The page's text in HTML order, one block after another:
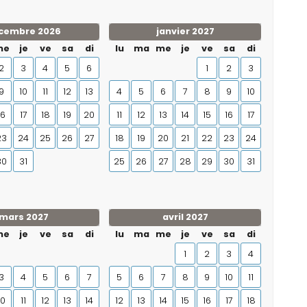
2026
je ve sa
di
3 4 5
6
10 11 12
13
17 18 19
20
24 25 26
27
31
janvier 2027
lu
ma me je ve sa
di
1
2
3
4
5 6 7 8 9
10
11
12 13 14 15 16
17
18
19 20 21 22 23
24
25
26 27 28 29 30 31
2027
je ve sa di
4 5 6
7
11 12 13 14
avril 2027
lu
ma me je ve sa
di
1
2 3
4
5
6 7 8 9 10
11
12
13 14 15 16 17 18